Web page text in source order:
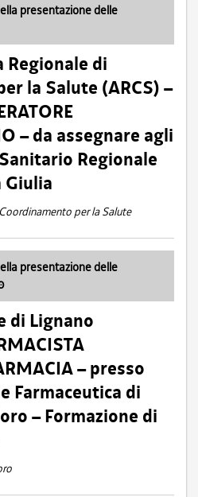
presentazione delle
Regionale di
la Salute (ARCS) –
– da assegnare agli
Regionale
Giulia
per la Salute
presentazione delle
di Lignano
– presso
Farmaceutica di
– Formazione di